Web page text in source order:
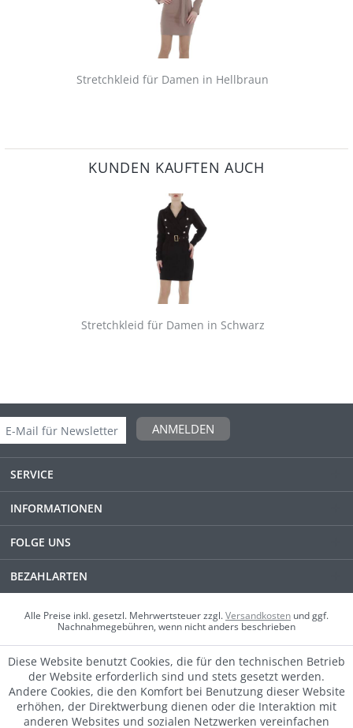
Stretchkleid für Damen in Hellbraun
KUNDEN KAUFTEN AUCH
Stretchkleid für Damen in Schwarz
ANMELDEN
SERVICE
INFORMATIONEN
FOLGE UNS
BEZAHLARTEN
Alle Preise inkl. gesetzl. Mehrwertsteuer zzgl.Versandkosten und ggf.
Nachnahmegebühren, wenn nicht anders beschrieben
Diese Website benutzt Cookies, die für den technischen Betrieb
der Website erforderlich sind und stets gesetzt werden.
Andere Cookies, die den Komfort bei Benutzung dieser Website
erhöhen, der Direktwerbung dienen oder die Interaktion mit
anderen Websites und sozialen Netzwerken vereinfachen